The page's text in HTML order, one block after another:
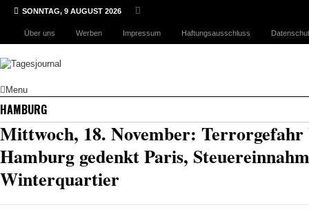
SONNTAG, 9 AUGUST 2026
Über uns Werben Impressum Haftungsausschluss
Menu
HAMBURG
Mittwoch, 18. November: Terrorgefahr
Hamburg gedenkt Paris,
Winterquartier